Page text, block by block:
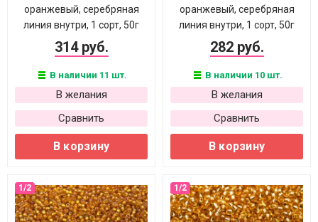
оранжевый, серебряная
линия внутри, 1 сорт, 50г
314 руб.
В наличии 11 шт.
В желания
Сравнить
В корзину
оранжевый, серебряная
линия внутри, 1 сорт, 50г
282 руб.
В наличии 10 шт.
В желания
Сравнить
В корзину